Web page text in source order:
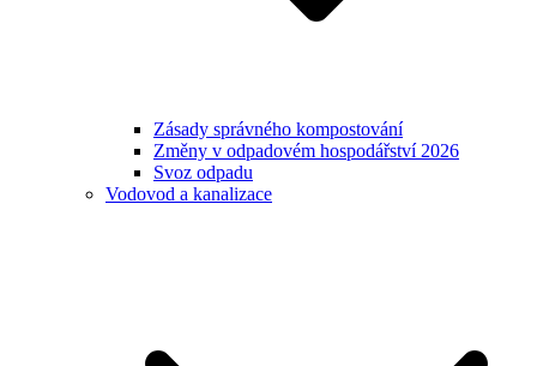
Zásady správného kompostování
Změny v odpadovém hospodářství 2026
Svoz odpadu
Vodovod a kanalizace